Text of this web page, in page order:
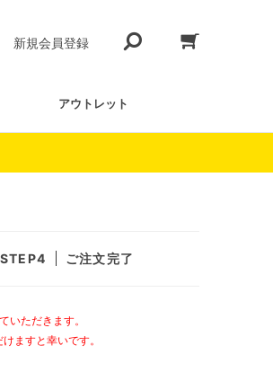
新規会員登録
アウトレット
ご注文完了
いただきます。
ますと幸いです。